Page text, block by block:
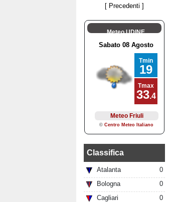
[ Precedenti ]
Meteo UDINE
Classifica
Atalanta
0
Bologna
0
Cagliari
0